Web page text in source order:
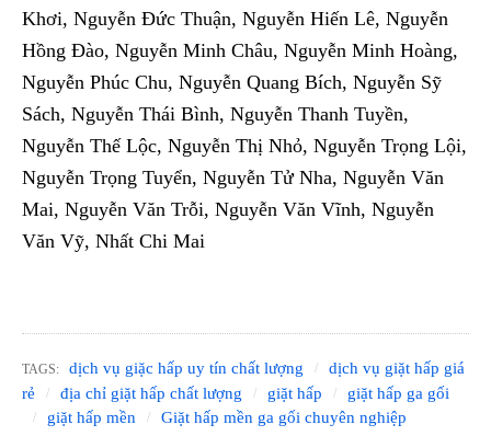
Khơi, Nguyễn Đức Thuận, Nguyễn Hiến Lê, Nguyễn
Hồng Đào, Nguyễn Minh Châu, Nguyễn Minh Hoàng,
Nguyễn Phúc Chu, Nguyễn Quang Bích, Nguyễn Sỹ
Sách, Nguyễn Thái Bình, Nguyễn Thanh Tuyền,
Nguyễn Thế Lộc, Nguyễn Thị Nhỏ, Nguyễn Trọng Lội,
Nguyễn Trọng Tuyển, Nguyễn Tử Nha, Nguyễn Văn
Mai, Nguyễn Văn Trỗi, Nguyễn Văn Vĩnh, Nguyễn
Văn Vỹ, Nhất Chi Mai
TAGS: dịch vụ giặc hấp uy tín chất lượng
dịch vụ giặt hấp giá
rẻ
địa chỉ giặt hấp chất lượng giặt hấp
giặt hấp ga gối
giặt hấp mền
Giặt hấp mền ga gối chuyên nghiệp